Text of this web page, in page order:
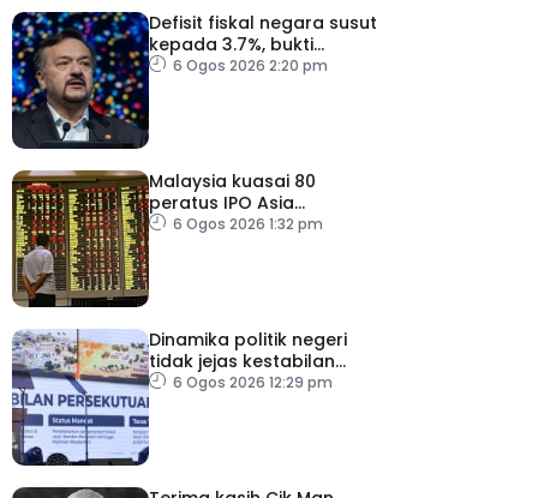
Defisit fiskal negara susut
kepada 3.7%, bukti
keyakinan pelabur masih
6 Ogos 2026 2:20 pm
Malaysia kuasai 80
peratus IPO Asia
Tenggara, kumpul AS$1.4
6 Ogos 2026 1:32 pm
Dinamika politik negeri
tidak jejas kestabilan
Kerajaan Perpaduan
6 Ogos 2026 12:29 pm